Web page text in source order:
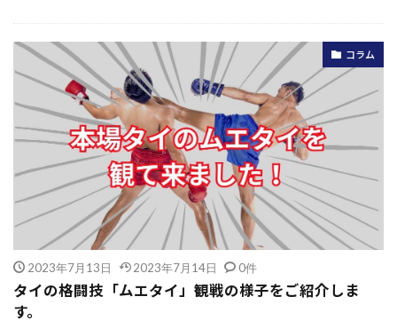
コラム
2023年7月13日 2023年7月14日 0件
タイの格闘技「ムエタイ」観戦の様子をご紹介しま
す。